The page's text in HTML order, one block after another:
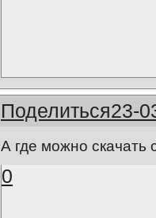
Поделиться23-
А где можно
0